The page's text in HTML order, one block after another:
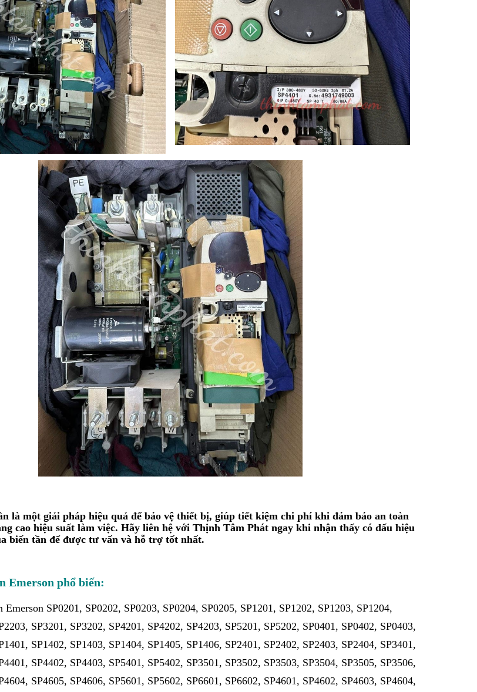
là một giải pháp hiệu quả để bảo vệ thiết bị, giúp tiết kiệm chi phí khi đảm bảo an toàn
cao hiệu suất làm việc. Hãy liên hệ với Thịnh Tâm Phát ngay khi nhận thấy có dấu hiệu
biến tần để được tư vấn và hỗ trợ tốt nhất.
Emerson phổ biến:
SP0201, SP0202, SP0203, SP0204, SP0205, SP1201, SP1202, SP1203, SP1204,
SP3201, SP3202, SP4201, SP4202, SP4203, SP5201, SP5202, SP0401, SP0402, SP0403,
SP1402, SP1403, SP1404, SP1405, SP1406, SP2401, SP2402, SP2403, SP2404, SP3401,
SP4402, SP4403, SP5401, SP5402, SP3501, SP3502, SP3503, SP3504, SP3505, SP3506,
SP4605, SP4606, SP5601, SP5602, SP6601, SP6602, SP4601, SP4602, SP4603, SP4604,